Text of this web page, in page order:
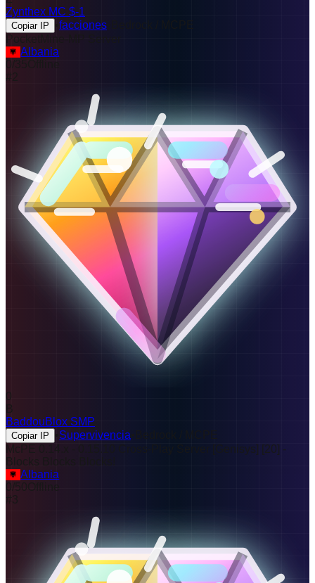
Zynthex MC $-1
Copiar IP facciones
PocketMine-MP Server
Albania
0/
#
0
B
BaddouBlox SMP
Copiar IP Supervivencia
Bedrock / MCPE
McPE 0.14.x - 0.15.10 Cross-Play Server [Genisys] [20] -
Blocks Blocks Blocks!
Albania
0/50 Offline
#3